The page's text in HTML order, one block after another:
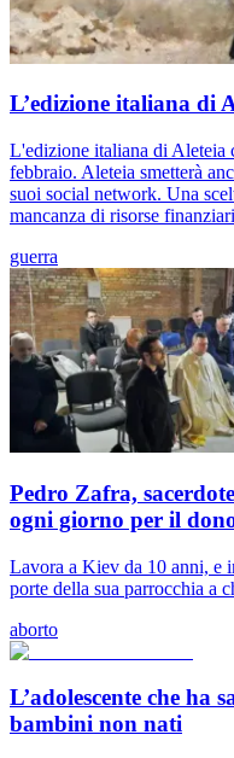
L’edizione italiana di
L'edizione italiana di Aleteia
febbraio. Aleteia smetterà
suoi social network. Una
mancanza di risorse
guerra
Pedro Zafra,
ogni giorno per il
Lavora a Kiev da 10 anni, e
porte della sua parrocchia a
aborto
L’adolescente che ha
bambini non nati